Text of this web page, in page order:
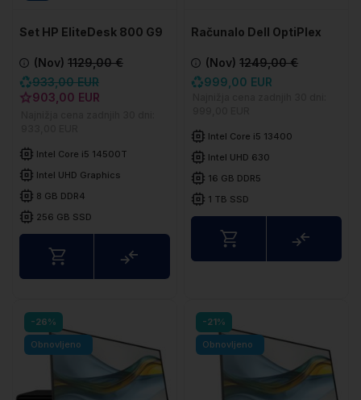
Set HP EliteDesk 800 G9
(Nov) 1129,00 €
933,00 EUR
903,00 EUR
Intel Core i5 14500T
Intel UHD Graphics
8 GB DDR4
256 GB SSD
Računalo Dell OptiPlex
(Nov)1249,00 €
999,00 EUR
Intel Core i5 13400
Intel UHD 630
16 GB DDR5
1 TB SSD
-26%
Obnovljeno
-21%
Obnovljeno